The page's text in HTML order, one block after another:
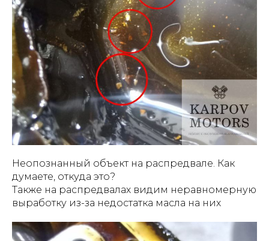
Неопознанный объект на распредвале. Как
думаете, откуда это?
Также на распредвалах видим неравномерную
выработку из-за недостатка масла на них